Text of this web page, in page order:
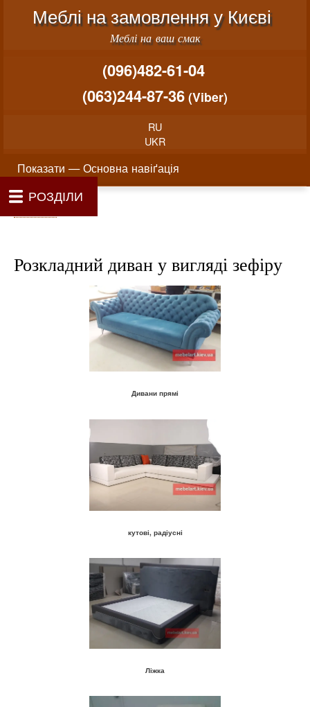
Перейти до основного
Меню облікового запису користувача
Меблі на замовлення у Києві
Меблі на ваш смак
(096)482-61-04
(063)244-87-36 (Viber)
RU
UKR
Основна навіґація
Показати — Основна навіґація
Як проводиться замовлення меблів
Вартість виготовлення меблів
Рядок навіґації
Головна
Розкладний диван у вигляді зефіру
Дивани прямі
кутові, радіусні
Ліжка
РОЗДІЛИ